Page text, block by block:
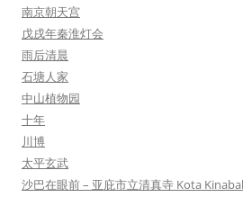
南京朝天宫
戊戌年秦淮灯会
雨后清晨
石塘人家
中山植物园
十年
川博
太平玄武
沙巴在眼前 – 亚庇市立清真寺 Kota